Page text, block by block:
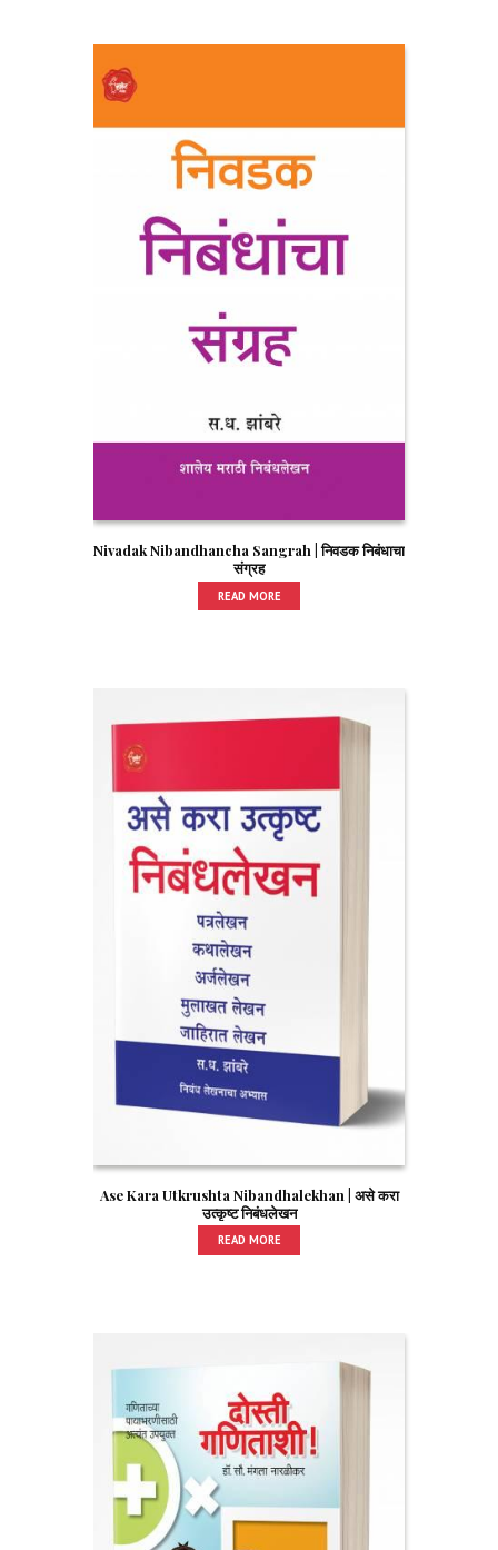
Nivadak Nibandhancha Sangrah | निवडक निबंधाचा
संग्रह
READ MORE
Ase Kara Utkrushta Nibandhalekhan | असे करा
उत्कृष्ट निबंधलेखन
READ MORE